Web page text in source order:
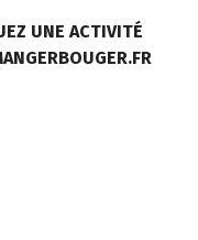
UNE ACTIVITÉ